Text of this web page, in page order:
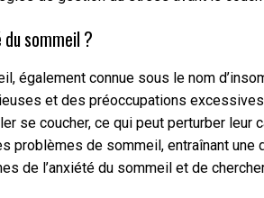
du sommeil ?
également connue sous le nom
et des préoccupations
se coucher, ce qui peut perturber
problèmes de sommeil, entraînant
de l’anxiété du sommeil et de